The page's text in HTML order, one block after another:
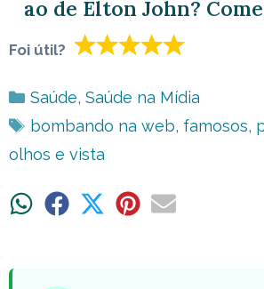
ao de Elton John?
Foi útil?
Categorias
Saúde, Saúde na Mídia
Tags
bombando na web, famosos,
olhos e vista
ShareShare ShareShareShare